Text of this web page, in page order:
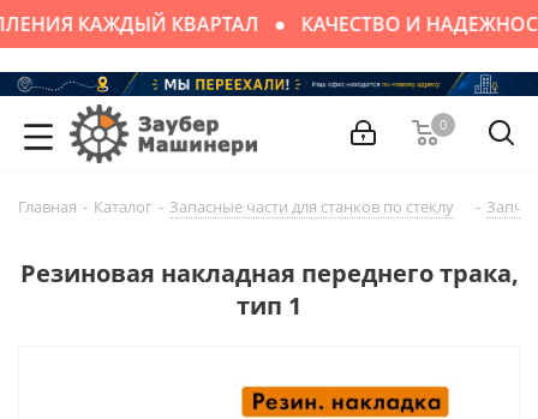
КАЖДЫЙ КВАРТАЛ КАЧЕСТВО И
0
Главная - Каталог - Запасные части для cтaнков по стеклу -
Резиновая накладная переднего трака,
тип 1